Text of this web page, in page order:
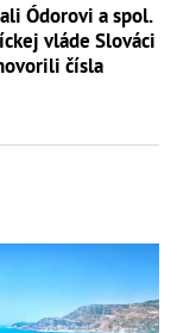
Ódorovi a spol.
vláde Slováci
čísla